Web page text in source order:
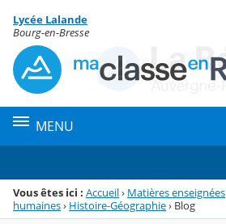
Menu de la rubrique
Contenu
Lycée Lalande
Bourg-en-Bresse
MENU
Vous êtes ici : Accueil› Matières enseignées
humaines› Histoire-Géographie› Blog